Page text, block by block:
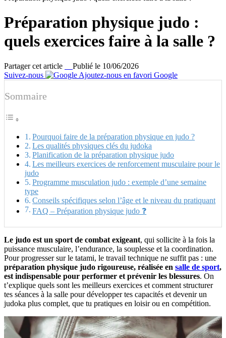
Préparation physique judo :
quels exercices faire à la salle ?
Partager cet article
Publié le 10/06/2026
Suivez-nous
Ajoutez-nous en favori Google
Sommaire
Pourquoi faire de la préparation physique en judo ?
Les qualités physiques clés du judoka
Planification de la préparation physique judo
Les meilleurs exercices de renforcement musculaire pour le
judo
Programme musculation judo : exemple d’une semaine
type
Conseils spécifiques selon l’âge et le niveau du pratiquant
FAQ – Préparation physique judo ❓
Le judo est un sport de combat exigeant, qui sollicite à la fois la
puissance musculaire, l’endurance, la souplesse et la coordination.
Pour progresser sur le tatami, le travail technique ne suffit pas : une
préparation physique judo rigoureuse, réalisée en salle de sport,
est indispensable pour performer et prévenir les blessures. On
t’explique quels sont les meilleurs exercices et comment structurer
tes séances à la salle pour développer tes capacités et devenir un
judoka plus complet, que tu pratiques en loisir ou en compétition.